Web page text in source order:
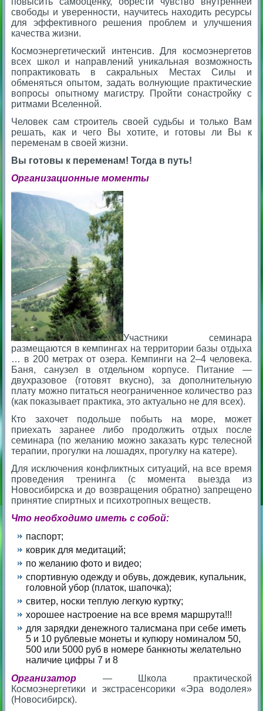
свободы и уверенности, научитесь находить ресурсы
для эффективного решения проблем и улучшения
качества жизни.
Космоэнергетический интенсив. Для космоэнергетов
всех школ и направлений уникальная возможность
попрактиковать в сакральных Местах Силы и
обменяться опытом, задать волнующие практические
вопросы опытному магистру. Пройти сонастройку с
ритмами Вселенной.
Человек сам строитель своей судьбы и только Вам
решать, как и чего Вы хотите, и готовы ли Вы к
переменам в своей жизни.
Вы готовы к переменам! Тогда в путь!
Организационные моменты
Участники семинара
размещаются в кемпингах на территории базы отдыха
… в 200 метрах от озера. Кемпинги на 2–4 человека.
Баня, санузел в отдельном корпусе. Питание —
двухразовое (готовят вкусно), за дополнительную
плату можно питаться неограниченное количество раз
(как показывает практика, это актуально не для всех).
Кто захочет подольше побыть на море, может
приехать заранее либо продолжить отдых после
семинара (по желанию можно заказать курс телесной
терапии, прогулки на лошадях, прогулку на катере).
Для исключения конфликтных ситуаций, на все время
проведения тренинга (с момента выезда из
Новосибирска и до возвращения обратно) запрещено
принятие спиртных и психотропных веществ.
Что необходимо иметь с собой:
паспорт;
коврик для медитаций;
по желанию фото и видео;
спортивную одежду и обувь, дождевик, купальник,
головной убор (платок, шапочка);
свитер, носки теплую легкую куртку;
хорошее настроение на все время маршрута!!!
для зарядки денежного талисмана при себе иметь
5 и 10 рублевые монеты и купюру номиналом 50,
500 или 5000 руб в номере банкноты желательно
наличие цифры 7 и 8
Организатор —
Школа практической
Космоэнергетики и экстрасенсорики «Эра водолея»
(Новосибирск).